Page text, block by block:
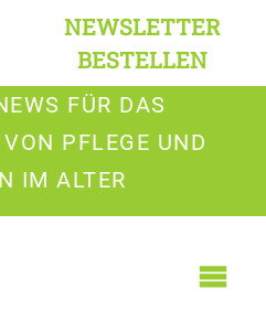
NEWSLETTER
BESTELLEN
FÜR DAS
PFLEGE UND
IM ALTER